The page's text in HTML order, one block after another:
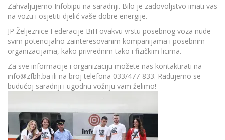
Zahvaljujemo Infobipu na saradnji. Bilo je zadovoljstvo imati vas
na vozu i osjetiti djelić vaše dobre energije.
JP Željeznice Federacije BiH ovakvu vrstu posebnog voza nude
svim potencijalno zainteresovanim kompanijama i posebnim
organizacijama, kako privrednim tako i fizičkim licima.
Za sve informacije i organizaciju možete nas kontaktirati na
info@zfbh.ba ili na broj telefona 033/477-833. Radujemo se
budućoj saradnji i ugodnu vožnju vam želimo!